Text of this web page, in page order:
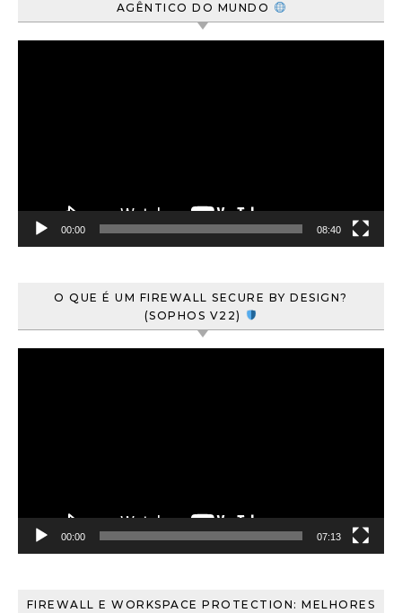
AGÊNTICO DO MUNDO
00:00 08:40
O QUE É UM FIREWALL SECURE BY DESIGN?
(SOPHOS V22)
00:00 07:13
FIREWALL E WORKSPACE PROTECTION: MELHORES